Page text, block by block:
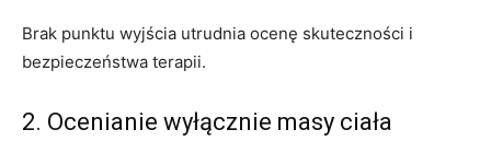
Brak punktu wyjścia utrudnia ocenę skuteczności i
bezpieczeństwa terapii.
2. Ocenianie wyłącznie masy ciała